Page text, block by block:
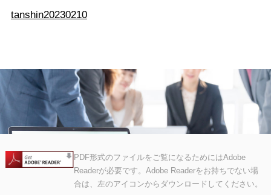
tanshin20230210
PDF形式のファイルをご覧になるためにはAdobe
Readerが必要です。Adobe Readerをお持ちでない場
合は、左のアイコンからダウンロードしてください。